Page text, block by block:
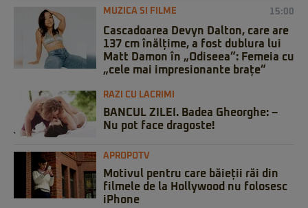
MUZICA SI FILME 15:00
Cascadoarea Devyn Dalton, care are
137 cm înălțime, a fost dublura lui
Matt Damon în „Odiseea”: Femeia cu
„cele mai impresionante brațe”
RAZI CU LACRIMI
BANCUL ZILEI. Badea Gheorghe: –
Nu pot face dragoste!
APROPOTV
Motivul pentru care băieții răi din
filmele de la Hollywood nu folosesc
iPhone